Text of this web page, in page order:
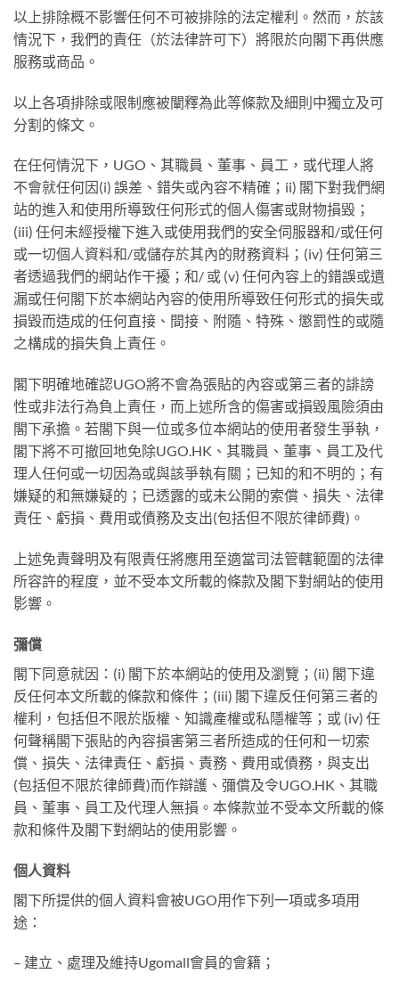
以上排除概不影響任何不可被排除的法定權利。然而，於該
情況下，我們的責任（於法律許可下）將限於向閣下再供應
服務或商品。
以上各項排除或限制應被闡釋為此等條款及細則中獨立及可
分割的條文。
在任何情況下，UGO、其職員、董事、員工，或代理人將
不會就任何因(i) 誤差、錯失或內容不精確；ii) 閣下對我們網
站的進入和使用所導致任何形式的個人傷害或財物損毀；
(iii) 任何未經授權下進入或使用我們的安全伺服器和/或任何
或一切個人資料和/或儲存於其內的財務資料；(iv) 任何第三
者透過我們的網站作干擾；和/ 或 (v) 任何內容上的錯誤或遺
漏或任何閣下於本網站內容的使用所導致任何形式的損失或
損毀而造成的任何直接、間接、附隨、特殊、懲罰性的或隨
之構成的損失負上責任。
閣下明確地確認UGO將不會為張貼的內容或第三者的誹謗
性或非法行為負上責任，而上述所含的傷害或損毀風險須由
閣下承擔。若閣下與一位或多位本網站的使用者發生爭執，
閣下將不可撤回地免除UGO.HK、其職員、董事、員工及代
理人任何或一切因為或與該爭執有關；已知的和不明的；有
嫌疑的和無嫌疑的；已透露的或未公開的索償、損失、法律
責任、虧損、費用或債務及支出(包括但不限於律師費)。
上述免責聲明及有限責任將應用至適當司法管轄範圍的法律
所容許的程度，並不受本文所載的條款及閣下對網站的使用
影響。
彌償
閣下同意就因：(i) 閣下於本網站的使用及瀏覽；(ii) 閣下違
反任何本文所載的條款和條件；(iii) 閣下違反任何第三者的
權利，包括但不限於版權、知識產權或私隱權等；或 (iv) 任
何聲稱閣下張貼的內容損害第三者所造成的任何和一切索
償、損失、法律責任、虧損、責務、費用或債務，與支出
(包括但不限於律師費)而作辯護、彌償及令UGO.HK、其職
員、董事、員工及代理人無損。本條款並不受本文所載的條
款和條件及閣下對網站的使用影響。
個人資料
閣下所提供的個人資料會被UGO用作下列一項或多項用
途：
– 建立、處理及維持Ugomall會員的會籍；